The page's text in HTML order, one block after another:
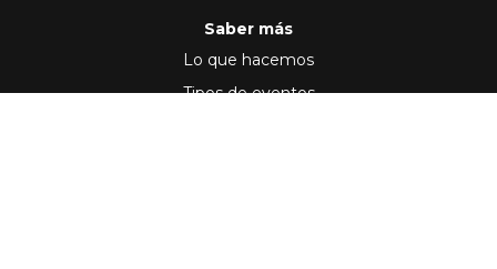
Saber más
Lo que hacemos
Tipos de eventos